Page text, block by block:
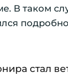
В таком
стал